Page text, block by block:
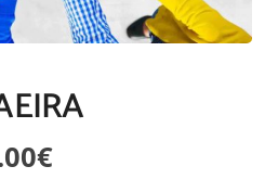
€